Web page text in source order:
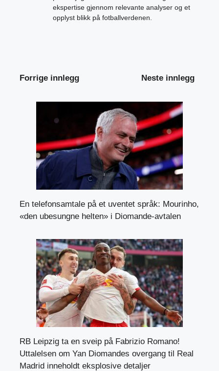
ekspertise gjennom relevante analyser og et
opplyst blikk på fotballverdenen.
Forrige innlegg Neste innlegg
En telefonsamtale på et uventet språk: Mourinho,
«den ubesungne helten» i Diomande-avtalen
RB Leipzig ta en sveip på Fabrizio Romano!
Uttalelsen om Yan Diomandes overgang til Real
Madrid inneholdt eksplosive detaljer